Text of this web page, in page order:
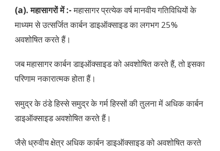
(a). महासागरों में :-महासागर प्रत्येक वर्ष मानवीय गतिविधियों के
माध्यम से उत्सर्जित कार्बन डाइऑक्साइड का लगभग 25%
अवशोषित करते हैं।
जब महासागर कार्बन डाइऑक्साइड को अवशोषित करते हैं, तो इसका
परिणाम नकारात्मक होता हैं।
समुद्र के ठंडे हिस्से समुद्र के गर्म हिस्सों की तुलना में अधिक कार्बन
डाइऑक्साइड अवशोषित करते हैं।
जैसे ध्रुवीय क्षेत्र अधिक कार्बन डाइऑक्साइड को अवशोषित करते